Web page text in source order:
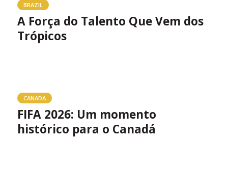
BRAZIL
A Força do Talento Que Vem dos
Trópicos
CANADA
FIFA 2026: Um momento
histórico para o Canadá